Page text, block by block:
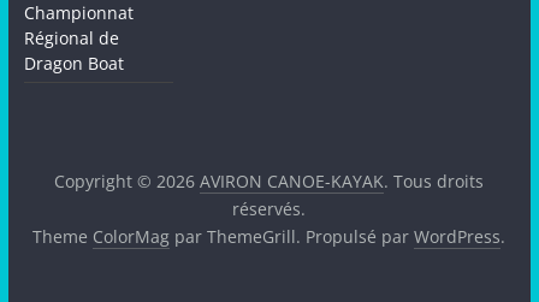
Championnat
Régional de
Dragon Boat
Copyright © 2026AVIRON CANOE-KAYAK. Tous droits
réservés.
Theme ColorMag par ThemeGrill. Propulsé parWordPress.